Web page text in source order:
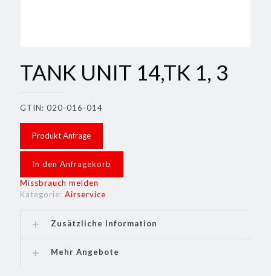
TANK UNIT 14,TK 1, 3
GTIN: 020-016-014
Produkt Anfrage
In den Anfragekorb
Missbrauch melden
Kategorie: Airservice
Zusätzliche Information
Mehr Angebote